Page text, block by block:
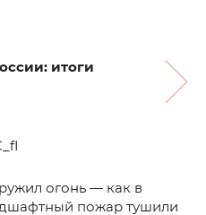
итоги
огонь — как в
пожар тушили